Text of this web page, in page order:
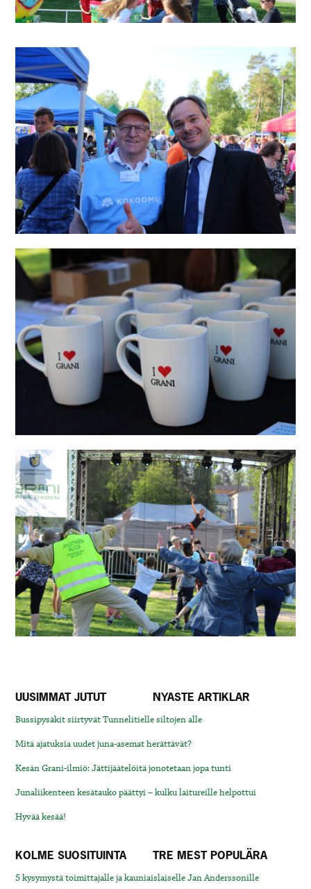
UUSIMMAT JUTUT NYASTE ARTIKLAR
Bussipysäkit siirtyvät Tunnelitielle siltojen alle
Mitä ajatuksia uudet juna-asemat herättävät?
Kesän Grani-ilmiö: Jättijäätelöitä jonotetaan jopa tunti
Junaliikenteen kesätauko päättyi – kulku laitureille helpottui
Hyvää kesää!
KOLME SUOSITUINTA TRE MEST POPULÄRA
5 kysymystä toimittajalle ja kauniaislaiselle Jan Anderssonille